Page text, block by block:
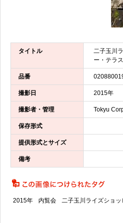
タイトル
二子玉川
ー・テラ
品番
撮影日 2015年
撮影者・管理 Tokyu
保存形式
提供形式とサイズ
備考
2015年 内覧会 二子玉川ライズショ